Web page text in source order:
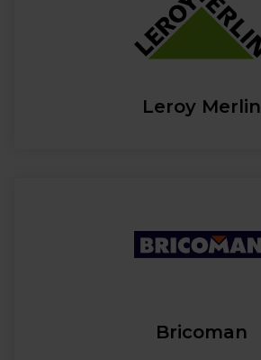
Leroy Merlin
Bricoman